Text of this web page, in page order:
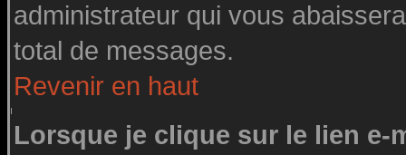
administrateur qui vous
total de messages.
Revenir en haut
Lorsque je clique sur le lien e-